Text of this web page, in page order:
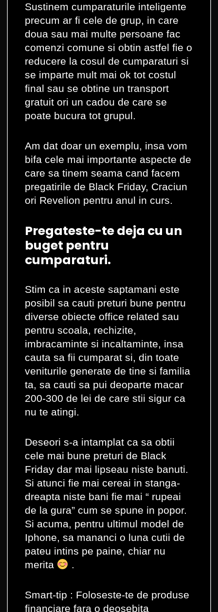
Sustinem cumparaturile inteligente
precum ar fi cele de grup, in care
doua sau mai multe persoane fac
comenzi comune si obtin astfel fie o
reducere la cosul de cumparaturi si
se imparte mult mai ok tot costul
final sau se obtine un transport
gratuit ori un cadou de care se
poate bucura tot grupul.
Am dat doar un exemplu, insa vom
bifa cele mai importante aspecte de
care sa tinem seama cand facem
pregatirile de Black Friday, Craciun
ori Revelion pentru anul in curs.
Pregateste-te deja cu un
buget pentru
cumparaturi.
Stim ca in aceste saptamani este
posibil sa cauti preturi bune pentru
diverse obiecte office related sau
pentru scoala, rechizite,
imbracaminte si incaltaminte, insa
cauta sa fii cumparat si, din toate
veniturile generate de tine si familia
ta, sa cauti sa pui deoparte macar
200-300 de lei de care stii sigur ca
nu te atingi.
Deseori s-a intamplat ca sa obtii
cele mai bune preturi de Black
Friday dar mai lipseau niste banuti.
Si atunci fie mai cereai in stanga-
dreapta niste bani fie mai “ rupeai
de la gura” cum se spune in popor.
Si acuma, pentru ultimul model de
Iphone, sa mananci o luna cutii de
pateu intins pe paine, chiar nu
merita
.
Smart-tip : Foloseste-te de produse
financiare fara o deosebita